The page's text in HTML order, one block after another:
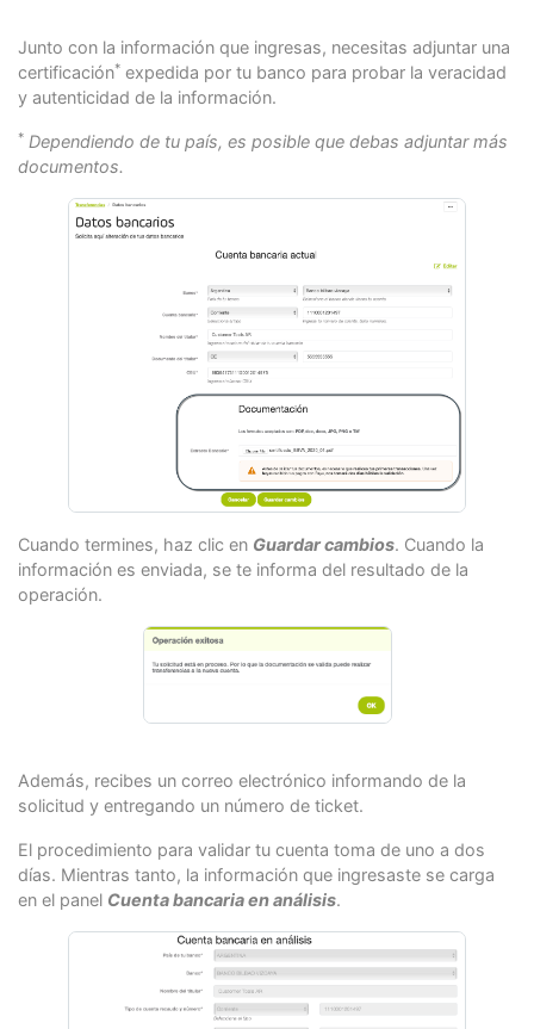
Junto con la información que ingresas, necesitas adjuntar una
certificación* expedida por tu banco para probar la veracidad
y autenticidad de la información.
* Dependiendo de tu país, es posible que debas adjuntar más
documentos.
Cuando termines, haz clic en Guardar cambios. Cuando la
información es enviada, se te informa del resultado de la
operación.
Además, recibes un correo electrónico informando de la
solicitud y entregando un número de ticket.
El procedimiento para validar tu cuenta toma de uno a dos
días. Mientras tanto, la información que ingresaste se carga
en el panel Cuenta bancaria en análisis.